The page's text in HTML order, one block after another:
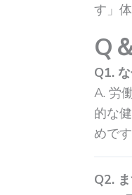
す」
Q
Q1.
A. 労
的な
めです
Q2.